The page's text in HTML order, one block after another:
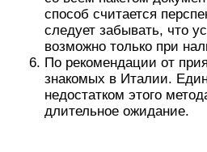
способ считается
следует забывать, что
возможно только при
По рекомендации от
знакомых в Италии.
недостатком этого
длительное ожидание.